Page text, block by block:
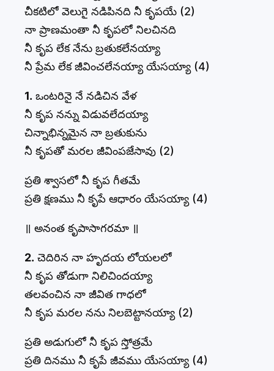
చీకటిలో వెలుగై నడిపినది నీ కృపయే (2)
నా ప్రాణమంతా నీ కృపలో నిలచినది
నీ కృప లేక నేను బ్రతుకలేనయ్యా
నీ ప్రేమ లేక జీవించలేనయ్యా యేసయ్యా (4)
1. ఒంటరినై నే నడిచిన వేళ
నీ కృప నన్ను విడువలేదయ్యా
చిన్నాభిన్నమైన నా బ్రతుకును
నీ కృపతో మరల జీవింపజేసావు (2)
ప్రతి శ్వాసలో నీ కృప గీతమే
ప్రతి క్షణము నీ కృపే ఆధారం యేసయ్యా (4)
॥ అనంత కృపాసాగరమా ॥
2. చెదిరిన నా హృదయ లోయలలో
నీ కృప తోడుగా నిలిచిందయ్యా
తలవంచిన నా జీవిత గాధలో
నీ కృప మరల నను నిలబెట్టానయ్యా (2)
ప్రతి అడుగులో నీ కృప స్తోత్రమే
ప్రతి దినము నీ కృపే జీవము యేసయ్యా (4)